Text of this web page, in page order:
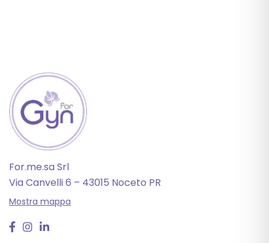
For.me.sa Srl
Via Canvelli 6 – 43015 Noceto PR
Mostra mappa